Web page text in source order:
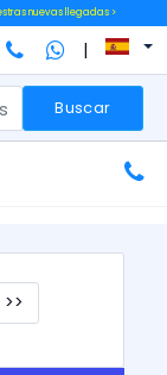
nuevas llegadas >
|
Buscar
>>